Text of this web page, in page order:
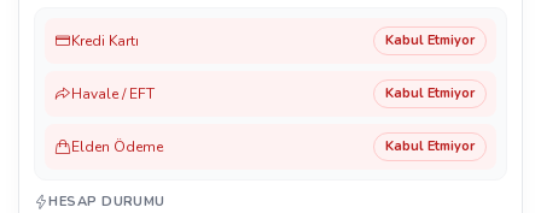
Kredi Kartı Kabul Etmiyor
Havale / EFT Kabul Etmiyor
Elden Ödeme Kabul Etmiyor
HESAP DURUMU